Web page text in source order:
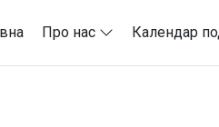
Про нас Календар